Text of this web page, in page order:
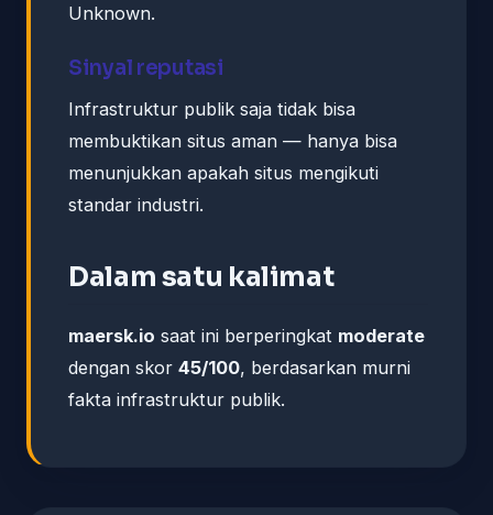
Unknown.
Sinyal reputasi
Infrastruktur publik saja tidak bisa
membuktikan situs aman — hanya bisa
menunjukkan apakah situs mengikuti
standar industri.
Dalam satu kalimat
maersk.io saat ini berperingkat moderate
dengan skor 45/100, berdasarkan murni
fakta infrastruktur publik.